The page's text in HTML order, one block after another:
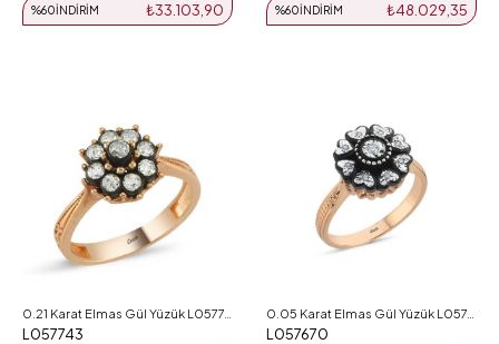
₺33.103,90
%60İNDIRIM ₺48.029,35
%60İNDIRIM
L057743 L057670